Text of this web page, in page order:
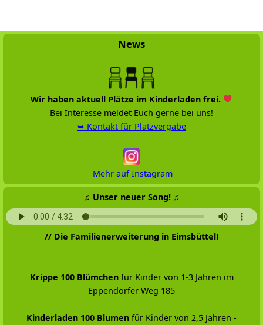
News
Wir haben aktuell Plätze im Kinderladen frei.
Bei Interesse meldet Euch gerne bei uns!
➥ Kontakt für Platzvergabe
Mehr auf Instagram
♫ Unser neuer Song! ♫
// Die Familienerweiterung in Eimsbüttel!
Krippe 100 Blümchenfür Kinder von 1-3 Jahren im
Eppendorfer Weg 185
Kinderladen 100 Blumen für Kinder von 2,5 Jahren -